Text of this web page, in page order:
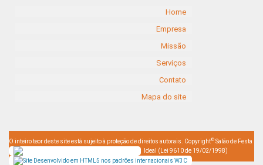
Home
Empresa
Missão
Serviços
Contato
Mapa do site
O inteiro teor deste site está sujeito à proteção de direitos autorais. Copyright© Salão de Festa
Ideal (Lei 9610 de 19/02/1998)